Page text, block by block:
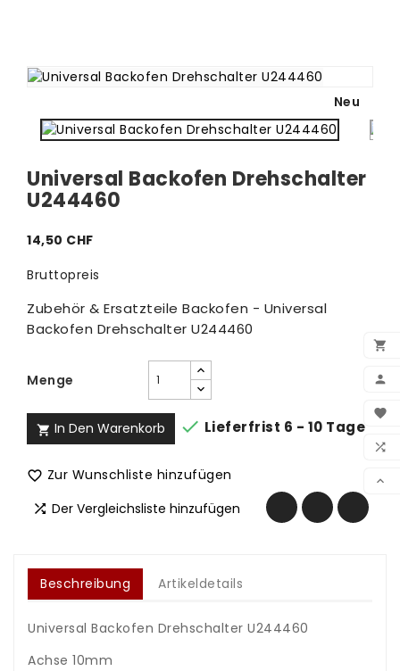





Neu
Universal Backofen Drehschalter
U244460
14,50 CHF
Bruttopreis
Zubehör & Ersatzteile Backofen - Universal
Backofen Drehschalter U244460
Menge
 In Den Warenkorb  Lieferfrist 6 - 10 Tage
 Zur Wunschliste hinzufügen
 Der Vergleichsliste hinzufügen
Beschreibung Artikeldetails
Universal Backofen Drehschalter U244460
Achse 10mm